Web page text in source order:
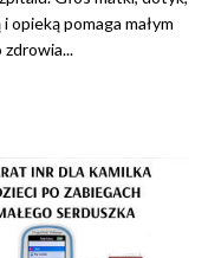
opieką pomaga małym